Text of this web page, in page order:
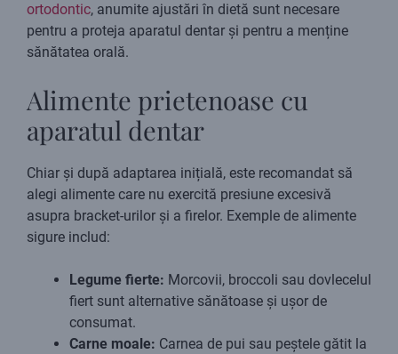
ortodontic, anumite ajustări în dietă sunt necesare
pentru a proteja aparatul dentar și pentru a menține
sănătatea orală.
Alimente prietenoase cu
aparatul dentar
Chiar și după adaptarea inițială, este recomandat să
alegi alimente care nu exercită presiune excesivă
asupra bracket-urilor și a firelor. Exemple de alimente
sigure includ:
Legume fierte: Morcovii, broccoli sau dovlecelul
fiert sunt alternative sănătoase și ușor de
consumat.
Carne moale: Carnea de pui sau peștele gătit la